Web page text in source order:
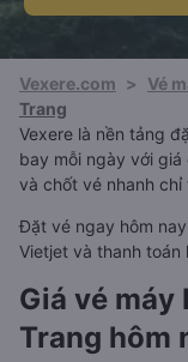
Vexere.com > Vé
Trang
Vexere là nền tảng
bay mỗi ngày với
và chốt vé nhanh
Đặt vé ngay hôm
Vietjet và thanh toán
Giá vé máy
Trang hôm